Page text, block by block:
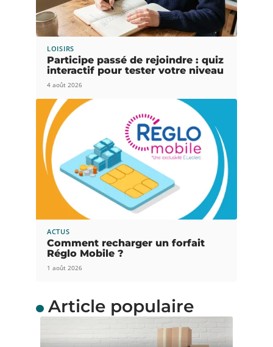
LOISIRS
Participe passé de rejoindre : quiz
interactif pour tester votre niveau
4 août 2026
ACTUS
Comment recharger un forfait
Réglo Mobile ?
1 août 2026
Article populaire